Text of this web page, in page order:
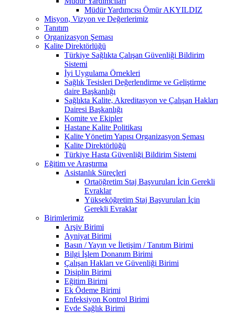
Müdür Yardımcısı Ömür AKYILDIZ
Misyon, Vizyon ve Değerlerimiz
Tanıtım
Organizasyon Şeması
Kalite Direktörlüğü
Türkiye Sağlıkta Çalışan Güvenliği Bildirim
Sistemi
İyi Uygulama Örnekleri
Sağlık Tesisleri Değerlendirme ve Geliştirme
daire Başkanlığı
Sağlıkta Kalite, Akreditasyon ve Çalışan Hakları
Dairesi Başkanlığı
Komite ve Ekipler
Hastane Kalite Politikası
Kalite Yönetim Yapısı Organizasyon Şeması
Kalite Direktörlüğü
Türkiye Hasta Güvenliği Bildirim Sistemi
Eğitim ve Araştırma
Asistanlık Süreçleri
Ortaöğretim Staj Başvuruları İçin Gerekli
Evraklar
Yükseköğretim Staj Başvuruları İçin
Gerekli Evraklar
Birimlerimiz
Arşiv Birimi
Ayniyat Birimi
Basın / Yayın ve İletişim / Tanıtım Birimi
Bilgi İşlem Donanım Birimi
Çalışan Hakları ve Güvenliği Birimi
Disiplin Birimi
Eğitim Birimi
Ek Ödeme Birimi
Enfeksiyon Kontrol Birimi
Evde Sağlık Birimi